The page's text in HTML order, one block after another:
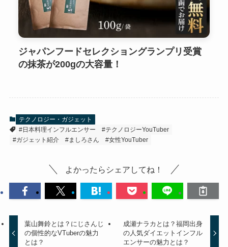
ジャパンフードセレクショングランプリ受賞
の抹茶が200gの大容量！
テクノロジー・ガジェット
#日本料理インフルエンサー
#テクノロジーYouTuber
#ガジェット紹介
#ましろさん #女性YouTuber
よかったらシェアしてね！
葉山舞鈴とは？にじさんじ
の個性的なVTuberの魅力
とは？
成瀬ナラカとは？福岡出身
の人気ダイエットインフル
エンサーの魅力とは？